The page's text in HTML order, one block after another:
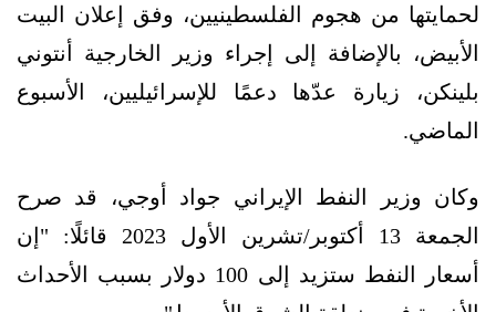
لحمايتها من هجوم الفلسطينيين، وفق إعلان البيت
الأبيض، بالإضافة إلى إجراء وزير الخارجية أنتوني
بلينكن، زيارة عدّها دعمًا للإسرائيليين، الأسبوع
الماضي.
وكان وزير النفط الإيراني جواد أوجي، قد صرح
الجمعة 13 أكتوبر/تشرين الأول 2023 قائلًا: "إن
أسعار النفط ستزيد إلى 100 دولار بسبب الأحداث